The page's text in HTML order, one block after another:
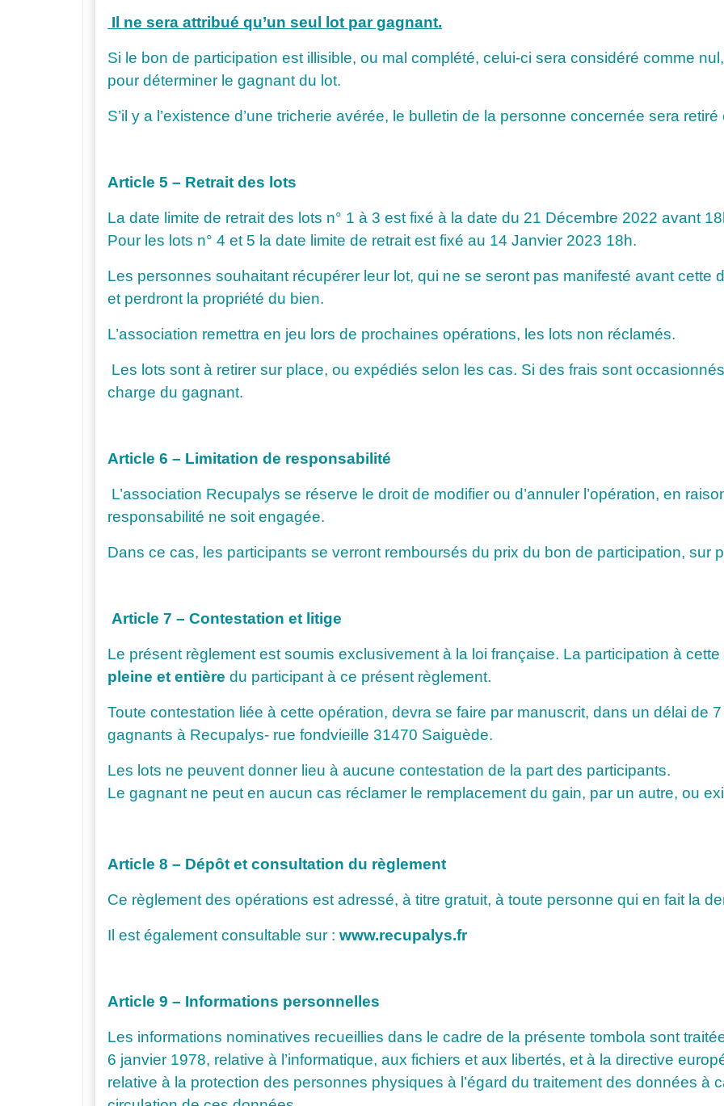
Il ne sera attribué qu’un seul lot par gagnant.
Si le bon de participation est illisible, ou mal complété, celui-ci sera considéré comme
pour déterminer le gagnant du lot.
S’il y a l’existence d’une tricherie avérée, le bulletin de la personne concernée sera
Article 5 – Retrait des lots
La date limite de retrait des lots n° 1 à 3 est fixé à la date du 21 Décembre 2022 avant
Pour les lots n° 4 et 5 la date limite de retrait est fixé au 14 Janvier 2023 18h.
Les personnes souhaitant récupérer leur lot, qui ne se seront pas manifesté avant cette
et perdront la propriété du bien.
L’association remettra en jeu lors de prochaines opérations, les lots non réclamés.
Les lots sont à retirer sur place, ou expédiés selon les cas. Si des frais sont
charge du gagnant.
Article 6 – Limitation de responsabilité
L’association Recupalys se réserve le droit de modifier ou d’annuler l’opération, en
responsabilité ne soit engagée.
Dans ce cas, les participants se verront remboursés du prix du bon de participation, sur
Article 7 – Contestation et litige
Le présent règlement est soumis exclusivement à la loi française. La participation à
pleine et entière du participant à ce présent règlement.
Toute contestation liée à cette opération, devra se faire par manuscrit, dans un délai de
gagnants à Recupalys- rue fondvieille 31470 Saiguède.
Les lots ne peuvent donner lieu à aucune contestation de la part des participants.
Le gagnant ne peut en aucun cas réclamer le remplacement du gain, par un autre, ou
Article 8 – Dépôt et consultation du règlement
Ce règlement des opérations est adressé, à titre gratuit, à toute personne qui en fait la
Il est également consultable sur : www.recupalys.fr
Article 9 – Informations personnelles
Les informations nominatives recueillies dans le cadre de la présente tombola sont
6 janvier 1978, relative à l’informatique, aux fichiers et aux libertés, et à la directive
relative à la protection des personnes physiques à l’égard du traitement des données à